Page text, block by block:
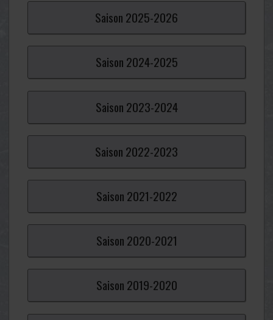
Saison 2025-2026
Saison 2024-2025
Saison 2023-2024
Saison 2022-2023
Saison 2021-2022
Saison 2020-2021
Saison 2019-2020